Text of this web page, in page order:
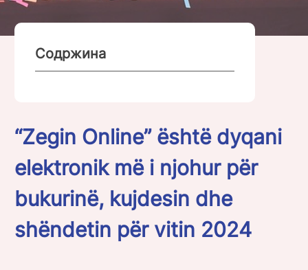
Содржина
“Zegin Online” është dyqani
elektronik më i njohur për
bukurinë, kujdesin dhe
shëndetin për vitin 2024